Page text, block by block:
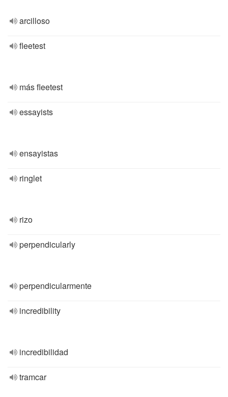
arcilloso
fleetest
más fleetest
essayists
ensayistas
ringlet
rizo
perpendicularly
perpendicularmente
incredibility
incredibilidad
tramcar